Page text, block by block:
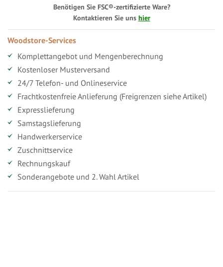
Benötigen Sie FSC®-zertifizierte Ware?
Kontaktieren Sie uns hier
Woodstore-Services
Komplettangebot und Mengenberechnung
Kostenloser Musterversand
24/7 Telefon- und Onlineservice
Frachtkostenfreie Anlieferung (Freigrenzen siehe Artikel)
Expresslieferung
Samstagslieferung
Handwerkerservice
Zuschnittservice
Rechnungskauf
Sonderangebote und 2. Wahl Artikel